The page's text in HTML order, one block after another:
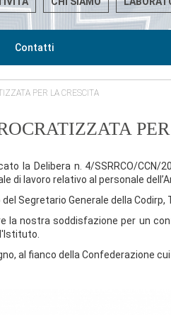
Contatti
PER LA CRESCITA
la Delibera n. 4/SSRRCO/CCN/
di lavoro relativo al personale
Segretario Generale della Codirp,
la nostra soddisfazione per un
al fianco della Confederazione